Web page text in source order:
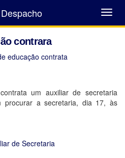
Abrir
Menu
contrara
um auxiliar de secretaria
procurar a secretaria, dia 17, às
de Secretaria